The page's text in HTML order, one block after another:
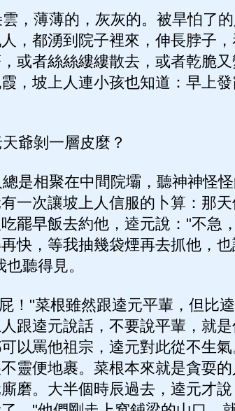
，薄薄的，灰灰的。被旱怕了的
，都湧到院子裡來，伸長脖子
或者絲絲縷縷散去，或者乾脆
，坡上人連小孩也知道：早上
爺剝一層皮麼？
是相聚在中間院壩，聽神神怪
一次讓坡上人信服的卜算：那
罷早飯去約他，逵元說："不急
快，等我抽幾袋煙再去抓他，
聽得見。
！"菜根雖然跟逵元平輩，但比
跟逵元說話，不要說平輩，就
以罵他祖宗，逵元對此從不生
靈便地裹。菜根本來就是貪耍
磨。大半個時辰過去，逵元才